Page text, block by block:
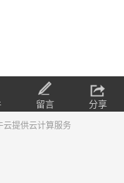
留言 分享
云提供云计算服务